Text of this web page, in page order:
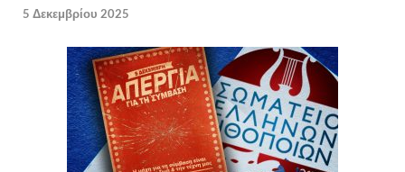
5 Δεκεμβρίου 2025